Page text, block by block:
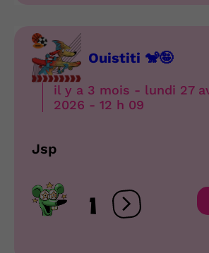
Ouistiti 🐒🤪
il y a 3 mois - lundi 27
2026 - 12 h 09
Jsp
1 Ouvrir les